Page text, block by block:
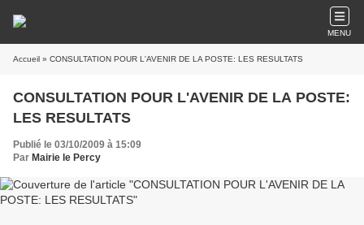
MENU
Accueil » CONSULTATION POUR L'AVENIR DE LA POSTE: LES RESULTATS
CONSULTATION POUR L'AVENIR DE LA POSTE:
LES RESULTATS
Publié le 03/10/2009 à 15:09
Par Mairie le Percy